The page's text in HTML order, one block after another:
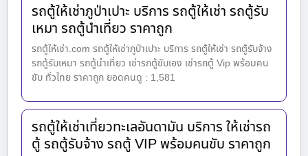
รถตู้ให้เช่าภูป่าเปาะ บริการ รถตู้ให้เช่า รถตู้รับ
เหมา รถตู้นำเที่ยว ราคาถูก
รถตู้ให้เช่า.com รถตู้ให้เช่าภูป่าเปาะ บริการ รถตู้ให้เช่า รถตู้รับจ้าง
รถตู้รับเหมา รถตู้นำเที่ยว เช่ารถตู้ขับเอง เช่ารถตู้ Vip พร้อมคน
ขับ ทั่วไทย ราคาถูก ยอดคนดู : 1,581
รถตู้ให้เช่าเที่ยวทะเลอันดามัน บริการ ให้เช่ารถ
ตู้ รถตู้รับจ้าง รถตู้ VIP พร้อมคนขับ ราคาถูก